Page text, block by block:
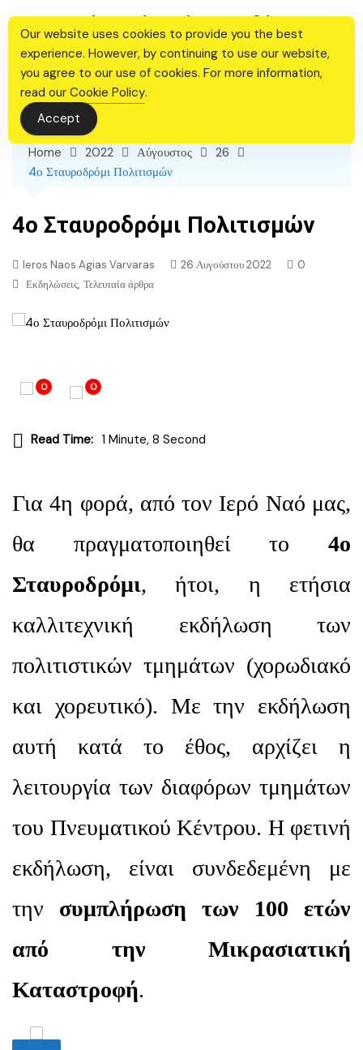
content
Ιερός Ναός Αγίας Βαρβάρας
Θεσσαλονίκης
Home 2022 Αύγουστος
26
4ο Σταυροδρόμι Πολιτισμών
4ο Σταυροδρόμι Πολιτισμών
Ieros Naos Agias Varvaras 26 Αυγούστου 2022
0
Εκδηλώσεις, Τελευταία άρθρα
0 0
Read Time: 1 Minute, 8 Second
Για 4η φορά, από τον Ιερό Ναό μας,
θα πραγματοποιηθεί το 4ο
Σταυροδρόμι, ήτοι, η ετήσια
καλλιτεχνική εκδήλωση των
πολιτιστικών τμημάτων (χορωδιακό
και χορευτικό). Με την εκδήλωση
αυτή κατά το έθος, αρχίζει η
λειτουργία των διαφόρων τμημάτων
του Πνευματικού Κέντρου. Η φετινή
εκδήλωση, είναι συνδεδεμένη με
την συμπλήρωση των 100 ετών
από την Μικρασιατική
Καταστροφή.
Our website uses cookies to provide you the best
experience. However, by continuing to use our website,
you agree to our use of cookies. For more information,
read our Cookie Policy.
Accept